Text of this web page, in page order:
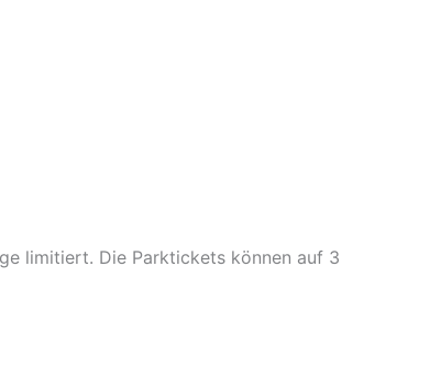
limitiert. Die Parktickets können auf 3